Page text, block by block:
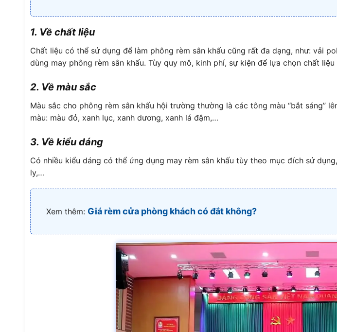
1. Về chất liệu
Chất liệu có thể sử dụng để làm phông rèm sân khấu cũng rất đa dạng, như: vải
dùng may phông rèm sân khấu. Tùy quy mô, kinh phí, sự kiện để lựa chọn chất
2. Về màu sắc
Màu sắc cho phông rèm sân khấu hội trường thường là các tông màu “bắt sáng”
màu: màu đỏ, xanh lục, xanh dương, xanh lá đậm,…
3. Về kiểu dáng
Có nhiều kiểu dáng có thể ứng dụng may rèm sân khấu tùy theo mục đích sử
ly,…
Xem thêm: Giá rèm cửa phòng khách có đắt không?